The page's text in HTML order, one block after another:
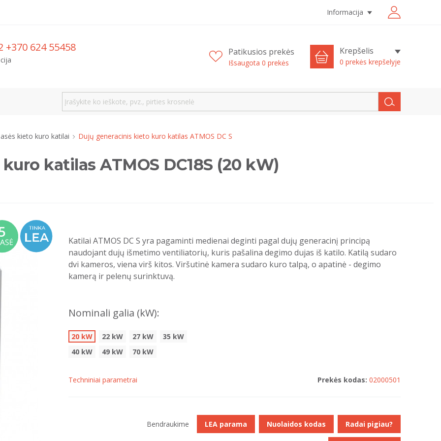
Informacija
+370 624 55458 Patikusios prekės
Išsaugota 0 prekės
Krepšelis
0 prekės krepšelyje
kieto kuro katilai Dujų generacinis kieto kuro katilas ATMOS DC S
katilas ATMOS DC18S (20 kW)
Katilai ATMOS DC S yra pagaminti medienai deginti pagal dujų generacinį principą
naudojant dujų išmetimo ventiliatorių, kuris pašalina degimo dujas iš katilo. Katilą sudaro
dvi kameros, viena virš kitos. Viršutinė kamera sudaro kuro talpą, o apatinė - degimo
kamerą ir pelenų surinktuvą.
Nominali galia (kW):
20 kW 22 kW 27 kW
35 kW
40 kW
49 kW 70 kW
Techniniai parametrai Prekės kodas: 02000501
Bendraukime LEA parama Nuolaidos kodas Radai pigiau?